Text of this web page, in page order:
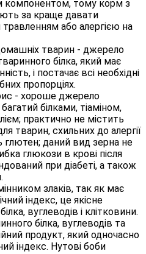
компонентом, тому корм з
за краще давати
або алергією на
тварин - джерело
білка, який має
і постачає всі необхідні
пропорціях.
- хороше джерело
білками, тіаміном,
практично не містить
тварин, схильних до алергії
глютен; даний вид зерна не
глюкози в крові після
при діабеті, а також
злаків, так як має
індекс, це якісне
вуглеводів і клітковини.
білка, вуглеводів та
продукт, який одночасно
індекс. Нутові боби